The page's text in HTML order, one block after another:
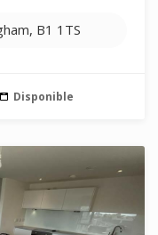
B1 1TS
Disponible